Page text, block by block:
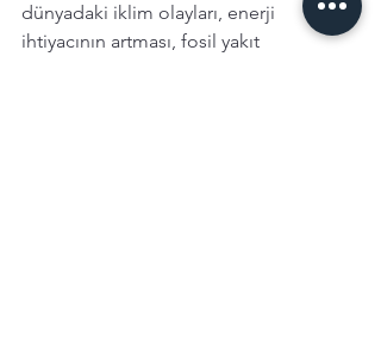
dünyadaki iklim olayları, enerji
ihtiyacının artması, fosil yakıt